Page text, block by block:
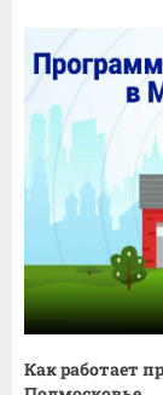
Как работает